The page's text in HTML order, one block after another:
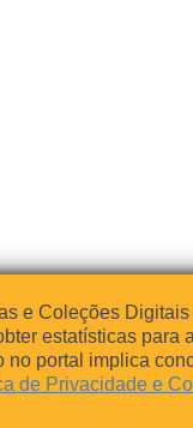
e Coleções
estatísticas para
portal implica
de Privacidade e